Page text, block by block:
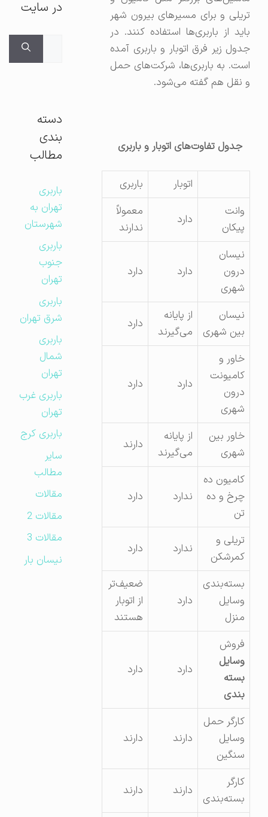
تریلی و برای مسیرهای بیرون شهر
باید از باربری‌ها استفاده کنند. در
جدول زیر فرق اتوبار و باربری آمده
است. به باربری‌ها، شرکت‌های حمل
و نقل هم گفته می‌شود.
جدول تفاوت‌های اتوبار و باربری
اتوبار
باربری
وانت
پیکان
معمولاً
ندارند
نیسان
درون
شهری
نیسان
بین شهری
از پایانه
می‌گیرند
خاور و
کامیونت
درون
شهری
خاور بین
شهری
از پایانه
می‌گیرند
دارند
کامیون ده
چرخ و ده
ندارد
تریلی و
کمرشکن
ندارد
بسته‌بندی
وسایل
منزل
ضعیف‌تر
از اتوبار
هستند
فروش
وسایل
بسته
بندی
کارگر حمل
وسایل
سنگین
دارند دارند
بسته‌بندی
دارند دارند
در سایت
دسته
بندی
مطالب
باربری
تهران به
شهرستان
باربری
جنوب
تهران
باربری
شرق تهران
باربری
شمال
تهران
باربری غرب
تهران
باربری کرج
مطالب
مقالات
مقالات 2
مقالات 3
نیسان بار